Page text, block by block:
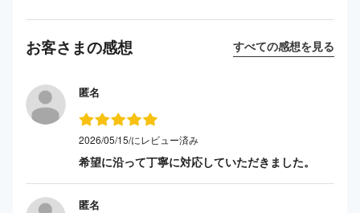
お客さまの感想 すべての感想を見る
匿名
2026/05/15/にレビュー済み
希望に沿って丁寧に対応していただきました。
匿名